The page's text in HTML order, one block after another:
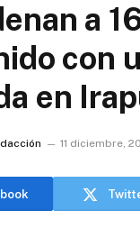
a
con
en
11 diciembre,